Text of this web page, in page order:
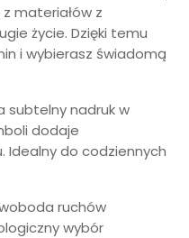
materiałów z
życie. Dzięki temu
i wybierasz świadomą
subtelny nadruk w
dodaje
do codziennych
ruchów
wybór